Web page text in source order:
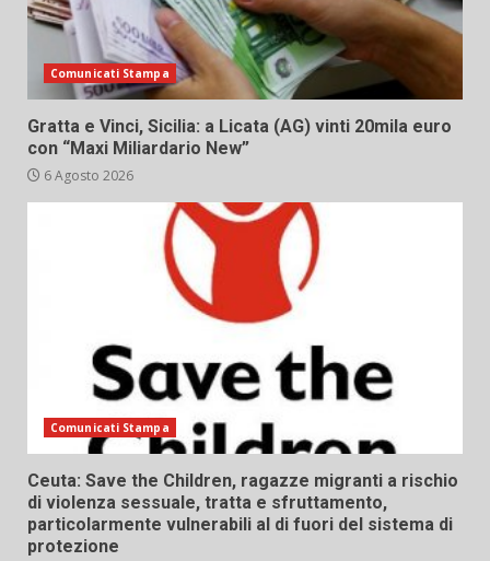
Comunicati Stampa
Gratta e Vinci, Sicilia: a Licata (AG) vinti 20mila euro
con “Maxi Miliardario New”
6 Agosto 2026
Comunicati Stampa
Ceuta: Save the Children, ragazze migranti a rischio
di violenza sessuale, tratta e sfruttamento,
particolarmente vulnerabili al di fuori del sistema di
protezione